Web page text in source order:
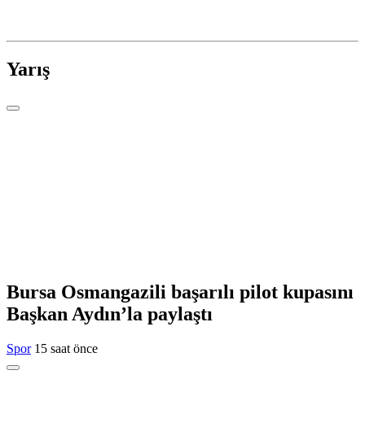
Yarış
Bursa Osmangazili başarılı pilot kupasını
Başkan Aydın’la paylaştı
Spor 15 saat önce